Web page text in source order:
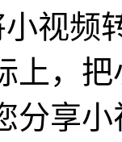
视频
上，
分享